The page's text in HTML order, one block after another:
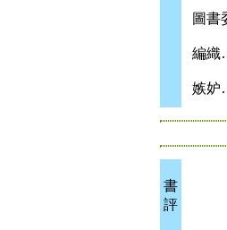
圖書
編織
嫉妒
書
評